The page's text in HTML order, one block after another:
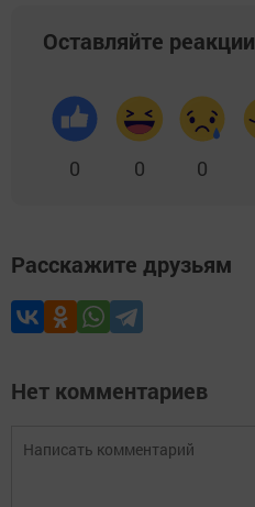
Оставляйте реакции
0 0 0
Расскажите друзьям
Нет комментариев